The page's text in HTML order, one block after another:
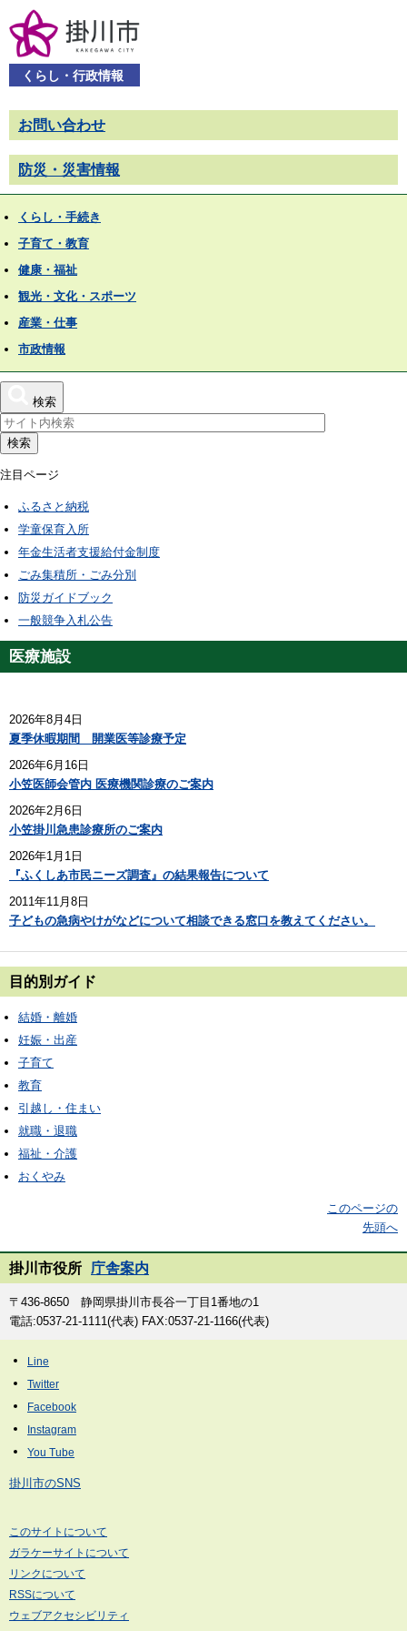
くらし・行政情報
お問い合わせ
防災・災害情報
くらし・手続き
子育て・教育
健康・福祉
観光・文化・スポーツ
産業・仕事
市政情報
検索
検索
注目ページ
ふるさと納税
学童保育入所
年金生活者支援給付金制度
ごみ集積所・ごみ分別
防災ガイドブック
一般競争入札公告
医療施設
2026年8月4日
夏季休暇期間 開業医等診療予定
2026年6月16日
小笠医師会管内 医療機関診療のご案内
2026年2月6日
小笠掛川急患診療所のご案内
2026年1月1日
『ふくしあ市民ニーズ調査』の結果報告について
2011年11月8日
子どもの急病やけがなどについて相談できる窓口を教えてください。
目的別ガイド
結婚・離婚
妊娠・出産
子育て
教育
引越し・住まい
就職・退職
福祉・介護
おくやみ
このページの
先頭へ
掛川市役所 庁舎案内
〒436-8650 静岡県掛川市長谷一丁目1番地の1
電話:0537-21-1111(代表) FAX:0537-21-1166(代表)
掛川市のSNS
このサイトについて
ガラケーサイトについて
リンクについて
RSSについて
ウェブアクセシビリティ